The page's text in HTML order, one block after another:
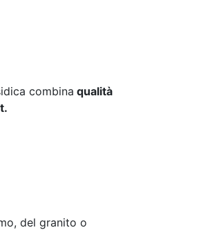
combina qualità
del granito o